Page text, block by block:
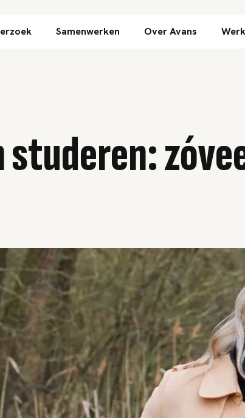
Direct naar inhoud
Samenwerken Over Avans
studeren: